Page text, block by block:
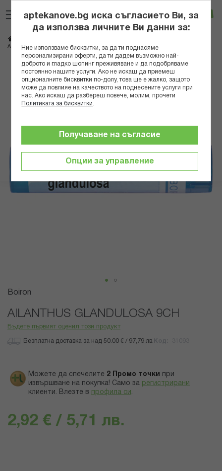
към
съдържанието
Вход
AILANTHUS GLANDULOSA 9CH
Преминете
края
Преминете
началото
Boiron
AILANTHUS GLANDULOSA 9CH
Бъдете първият оценил този продукт
Безплатна доставка за над 50.00 € / 97,79 лв.
Можете да спечелите 2 Промо точки
при
извършване на покупка! Само за регистрирани
клиенти. Влезте в профила си .
2,92 € / 5,71 лв.
aptekanove.bg иска съгласието Ви, за
да използва личните Ви данни за:
Ние използваме бисквитки, за да ти поднасяме
персонализирани оферти, да ти дадем възможно най-
доброто и гладко шопинг преживяване и да подобряваме
постоянно нашите услуги. Ако не искаш да приемеш
опционалните бисквитки по-долу, това ще е жалко, защото
може да повлияе на качеството на поднесените услуги при
нас. Ако искаш да разбереш повече, молим, прочети
Политиката за бисквитки
Опции за управление
Получаване на съгласие